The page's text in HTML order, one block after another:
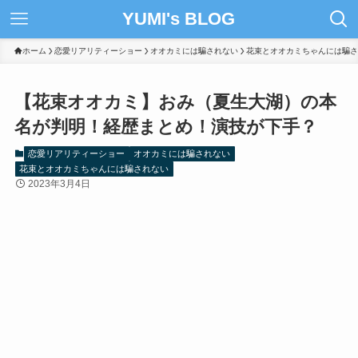
YUMI's BLOG
ホーム 恋愛リアリティーショー オオカミには騙されない 花束とオオカミちゃんには騙
【花束オオカミ】おみ（夏生大湖）の本
名が判明！経歴まとめ！演技が下手？
恋愛リアリティーショー
オオカミには騙されない
花束とオオカミちゃんには騙されない
2023年3月4日